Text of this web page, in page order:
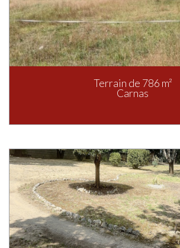
Terrain de 786 m²
Carnas